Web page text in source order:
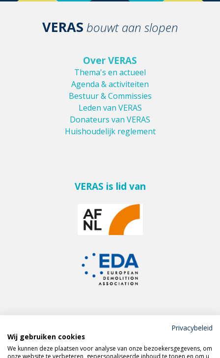
VERAS bouwt aan slopen
Over VERAS
Thema's en actueel
Agenda & activiteiten
Bestuur & Commissies
Leden van VERAS
Donateurs van VERAS
Huishoudelijk reglement
VERAS is lid van
Meld je aan voor de
VERAS nieuwsbrief
Privacybeleid
Wij gebruiken cookies
We kunnen deze plaatsen voor analyse van onze bezoekersgegevens, om
onze website te verbeteren, gepersonaliseerde inhoud te tonen en om u